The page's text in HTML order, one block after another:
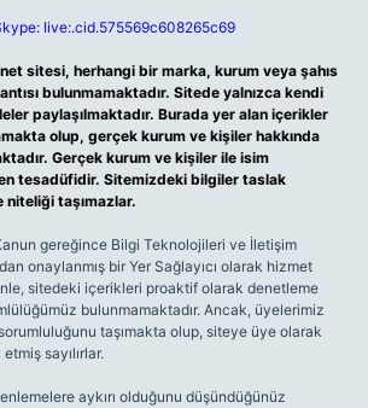
live:.cid.575569c608265c69
sitesi, herhangi bir marka, kurum veya şahıs
bulunmamaktadır. Sitede yalnızca kendi
paylaşılmaktadır. Burada yer alan içerikler
olup, gerçek kurum ve kişiler hakkında
Gerçek kurum ve kişiler ile isim
tesadüfidir. Sitemizdeki bilgiler taslak
taşımazlar.
gereğince Bilgi Teknolojileri ve İletişim
onaylanmış bir Yer Sağlayıcı olarak hizmet
sitedeki içerikleri proaktif olarak denetleme
bulunmamaktadır. Ancak, üyelerimiz
taşımakta olup, siteye üye olarak
sayılırlar.
aykırı olduğunu düşündüğünüz